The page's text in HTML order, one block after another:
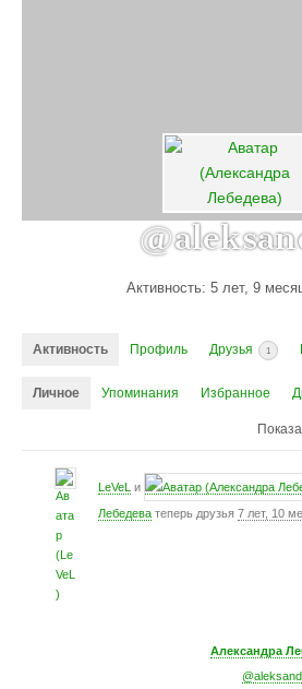
Активность: 5 лет, 9
Активность Профиль Друзья 1
Личное Упоминания Избранное
LeVeL и
Лебедева теперь друзья 7 лет, 10
Александра